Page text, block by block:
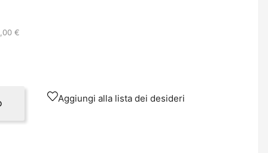
€
Aggiungi alla lista dei desideri